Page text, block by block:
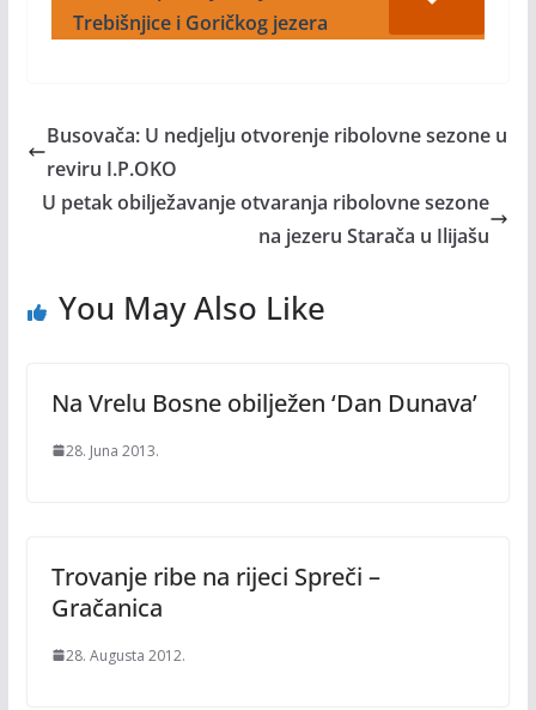
Trebišnjice i Goričkog jezera
Busovača: U nedjelju otvorenje ribolovne sezone u
reviru I.P.OKO
U petak obilježavanje otvaranja ribolovne sezone
na jezeru Starača u Ilijašu
You May Also Like
Na Vrelu Bosne obilježen ‘Dan Dunava’
28. Juna 2013.
Trovanje ribe na rijeci Spreči –
Gračanica
28. Augusta 2012.